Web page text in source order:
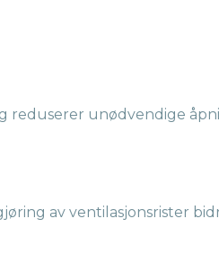
reduserer unødvendige
av ventilasjonsrister